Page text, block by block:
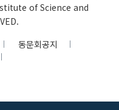
of Science and
동문회공지